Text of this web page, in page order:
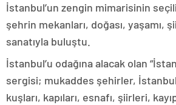
İstanbul’un zengin mimarisinin
şehrin mekanları, doğası, yaşamı,
sanatıyla buluştu.
İstanbul’u odağına alacak olan
sergisi; mukaddes şehirler,
kuşları, kapıları, esnafı, şiirleri,